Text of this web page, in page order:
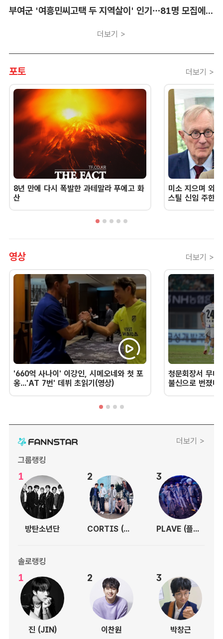
부여군 '여흥민씨고택 두 지역살이' 인기…81명 모집에 712명 몰려
더보기 >
포토 더보기 >
8년 만에 다시 폭발한 과테말라 푸에고 화
산
미소 지으며 외
스틸 신임 주한
영상 더보기 >
'660억 사나이' 이강인, 시메오네와 첫 포
옹...'AT 7번' 데뷔 초읽기(영상)
청문회장서 무너
불신으로 번졌
더보기 >
그룹랭킹
1
방탄소년단
2
CORTIS (코르티스)
3
PLAVE (플레이브)
솔로랭킹
1
진 (JIN)
2
이찬원
3
박창근